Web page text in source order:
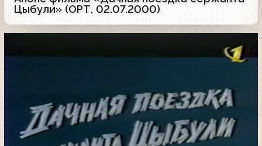
Цыбули» (ОРТ, 02.07.2000)